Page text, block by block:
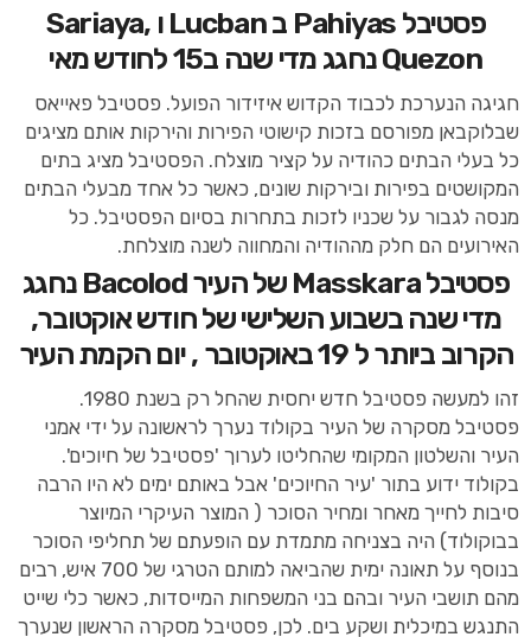
פסטיבל Pahiyas ב Lucban ו Sariaya,
Quezon נחגג מדי שנה ב15 לחודש מאי
חגיגה הנערכת לכבוד הקדוש איזידור הפועל. פסטיבל פאייאס
שבלוקבאן מפורסם בזכות קישוטי הפירות והירקות אותם מציגים
כל בעלי הבתים כהודיה על קציר מוצלח. הפסטיבל מציג בתים
המקושטים בפירות ובירקות שונים, כאשר כל אחד מבעלי הבתים
מנסה לגבור על שכניו לזכות בתחרות בסיום הפסטיבל. כל
האירועים הם חלק מההודיה והמחווה לשנה מוצלחת.
פסטיבל Masskara של העיר Bacolod נחגג
מדי שנה בשבוע השלישי של חודש אוקטובר,
הקרוב ביותר ל 19 באוקטובר , יום הקמת העיר
זהו למעשה פסטיבל חדש יחסית שהחל רק בשנת 1980.
פסטיבל מסקרה של העיר בקולוד נערך לראשונה על ידי אמני
העיר והשלטון המקומי שהחליטו לערוך 'פסטיבל של חיוכים'.
בקולוד ידוע בתור 'עיר החיוכים' אבל באותם ימים לא היו הרבה
סיבות לחייך מאחר ומחיר הסוכר ( המוצר העיקרי המיוצר
בבוקולוד) היה בצניחה מתמדת עם הופעתם של תחליפי הסוכר
בנוסף על תאונה ימית שהביאה למותם הטרגי של 700 איש, רבים
מהם תושבי העיר ובהם בני המשפחות המייסדות, כאשר כלי שייט
התנגש במיכלית ושקע בים. לכן, פסטיבל מסקרה הראשון שנערך